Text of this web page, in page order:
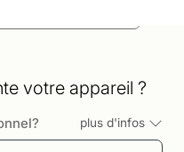
votre appareil ?
plus d'infos